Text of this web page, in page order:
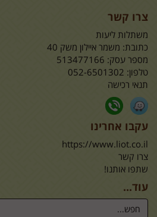
צרו קשר
משתלות ליעות
כתובת: משמר איילון משק 40
מספר עסק: 513477166
טלפון: 052-6501302
תנאי רכישה
עקבו אחרינו
https://www.liot.co.il
צרו קשר
שתפו אותנו!
עוד...